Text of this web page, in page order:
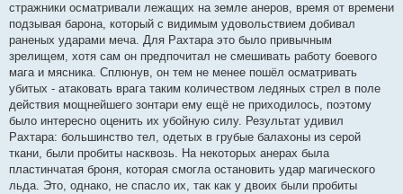
стражники осматривали лежащих на земле анеров, время от времени
подзывая барона, который с видимым удовольствием добивал
раненых ударами меча. Для Рахтара это было привычным
зрелищем, хотя сам он предпочитал не смешивать работу боевого
мага и мясника. Сплюнув, он тем не менее пошёл осматривать
убитых - атаковать врага таким количеством ледяных стрел в поле
действия мощнейшего зонтари ему ещё не приходилось, поэтому
было интересно оценить их убойную силу. Результат удивил
Рахтара: большинство тел, одетых в грубые балахоны из серой
ткани, были пробиты насквозь. На некоторых анерах была
пластинчатая броня, которая смогла остановить удар магического
льда. Это, однако, не спасло их, так как у двоих были пробиты